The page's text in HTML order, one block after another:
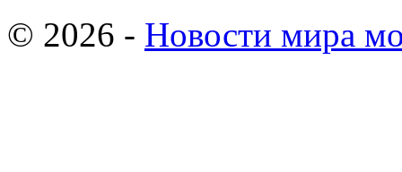
© 2026 - Новости мира